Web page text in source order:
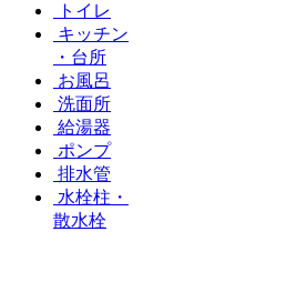
トイレ
キッチン
・台所
お風呂
洗面所
給湯器
ポンプ
排水管
水栓柱・
散水栓